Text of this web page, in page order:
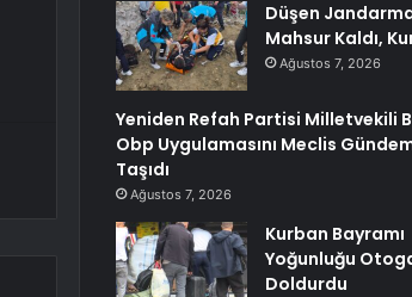
Düşen
Mahsur Kaldı,
Ağustos 7, 2026
Yeniden Refah Partisi Milletvekili
Obp Uygulamasını Meclis
Taşıdı
Ağustos 7, 2026
Kurban Bayramı
Yoğunluğu
Doldurdu